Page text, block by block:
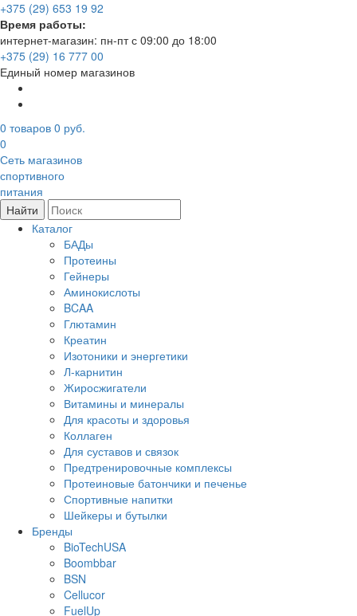
+375 (29) 653 19 92
Время работы:
интернет-магазин: пн-пт с 09:00 до 18:00
+375 (29) 16 777 00
Единый номер магазинов
0 товаров 0 руб.
0
Сеть магазинов
спортивного
питания
Найти
Каталог
БАДы
Протеины
Гейнеры
Аминокислоты
BCAA
Глютамин
Креатин
Изотоники и энергетики
Л-карнитин
Жиросжигатели
Витамины и минералы
Для красоты и здоровья
Коллаген
Для суставов и связок
Предтренировочные комплексы
Протеиновые батончики и печенье
Спортивные напитки
Шейкеры и бутылки
Бренды
BioTechUSA
Boombbar
BSN
Cellucor
FuelUp